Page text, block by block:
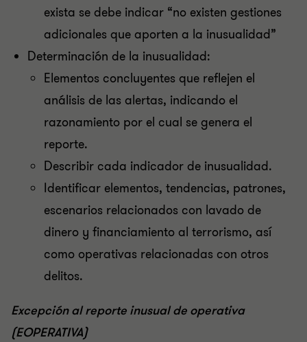
exista se debe indicar “no existen gestiones
adicionales que aporten a la inusualidad”
Determinación de la inusualidad:
Elementos concluyentes que reflejen el
análisis de las alertas, indicando el
razonamiento por el cual se genera el
reporte.
Describir cada indicador de inusualidad.
Identificar elementos, tendencias, patrones,
escenarios relacionados con lavado de
dinero y financiamiento al terrorismo, así
como operativas relacionadas con otros
delitos.
Excepción al reporte inusual de operativa
(EOPERATIVA)